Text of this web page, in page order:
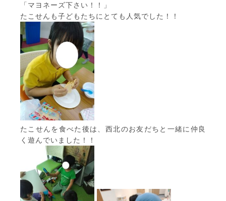
「マヨネーズ下さい！！」
たこせんも子どもたちにとても人気でした！！
たこせんを食べた後は、西北のお友だちと一緒に仲良
く遊んでいました！！